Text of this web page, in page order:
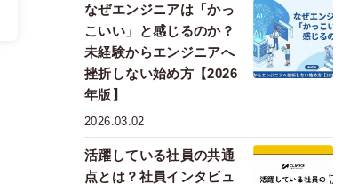
なぜエンジニアは「かっ
こいい」と感じるのか？
未経験からエンジニアへ
挫折しない始め方【2026
年版】
2026.03.02
活躍している社員の共通
点とは？社員インタビュ